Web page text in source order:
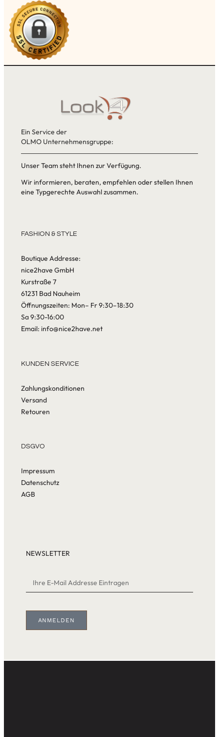
Ein Service der
OLMO Unternehmensgruppe:
Unser Team steht Ihnen zur Verfügung.
Wir informieren, beraten, empfehlen oder stellen Ihnen
eine Typgerechte Auswahl zusammen.
FASHION & STYLE
Boutique Addresse:
nice2have GmbH
Kurstraße 7
61231 Bad Nauheim
Öffnungszeiten: Mon– Fr 9:30–18:30
Sa 9:30-16:00
Email: info@nice2have.net
KUNDEN SERVICE
Zahlungskonditionen
Versand
Retouren
DSGVO
Impressum
Datenschutz
AGB
NEWSLETTER
ANMELDEN